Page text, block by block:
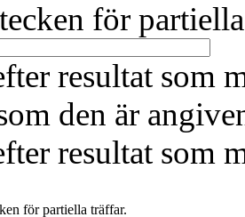
för
resultat som
den är
resultat som
för partiella träffar.